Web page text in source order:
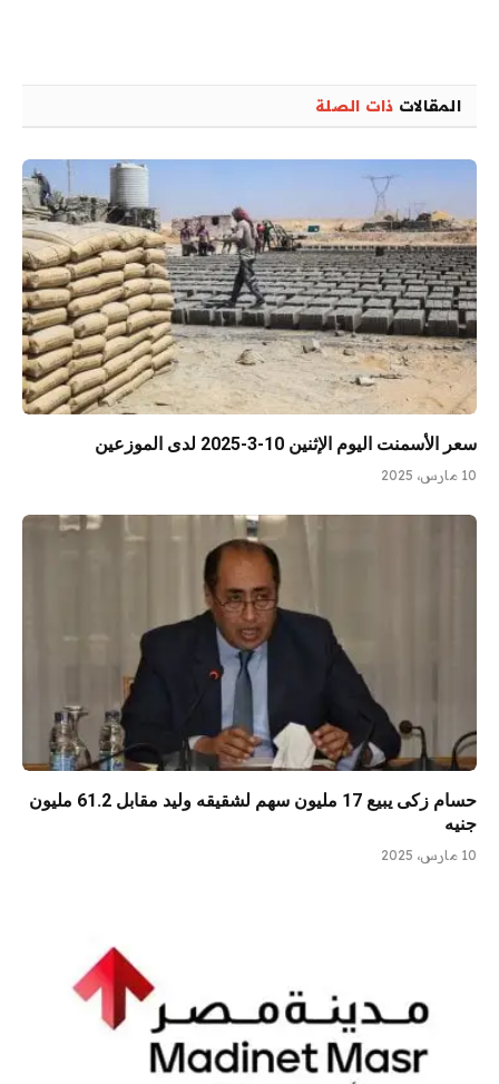
المقالات ذات الصلة
سعر الأسمنت اليوم الإثنين 10-3-2025 لدى الموزعين
10 مارس، 2025
حسام زكى يبيع 17 مليون سهم لشقيقه وليد مقابل 61.2 مليون
جنيه
10 مارس، 2025